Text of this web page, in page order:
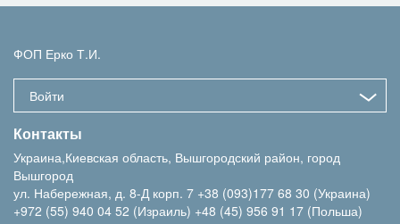
ФОП Ерко Т.И.
Войти
Контакты
Украина,Киевская область, Вышгородский район, город
Вышгород
ул. Набережная, д. 8-Д корп. 7 +38 (093)177 68 30 (Украина)
+972 (55) 940 04 52 (Израиль) +48 (45) 956 91 17 (Польша)